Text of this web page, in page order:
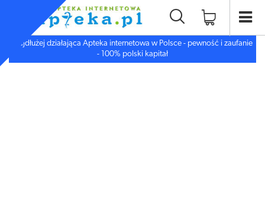
Najdłużej działająca Apteka internetowa w Polsce - pewność i zaufanie
- 100% polski kapitał